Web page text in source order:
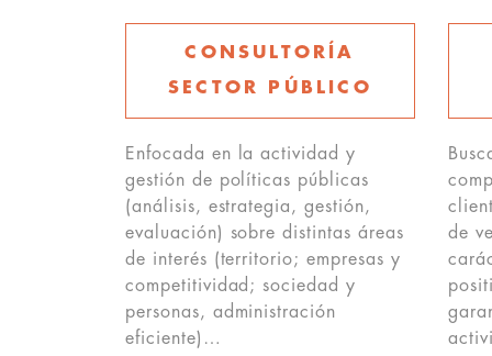
CONSULTORÍA
SECTOR PÚBLICO
Enfocada en la actividad y
gestión de políticas públicas
(análisis, estrategia, gestión,
evaluación) sobre distintas áreas
de interés (territorio; empresas y
competitividad; sociedad y
personas, administración
eficiente)…
de